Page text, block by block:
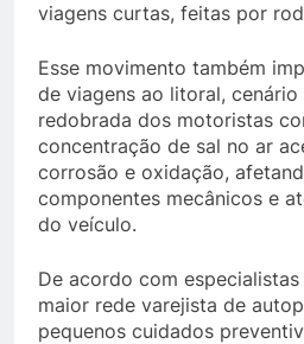
viagens curtas, feitas por
Esse movimento também
de viagens ao litoral,
redobrada dos motoristas
concentração de sal no ar
corrosão e oxidação,
componentes mecânicos e
do veículo.
De acordo com
maior rede varejista de
pequenos cuidados